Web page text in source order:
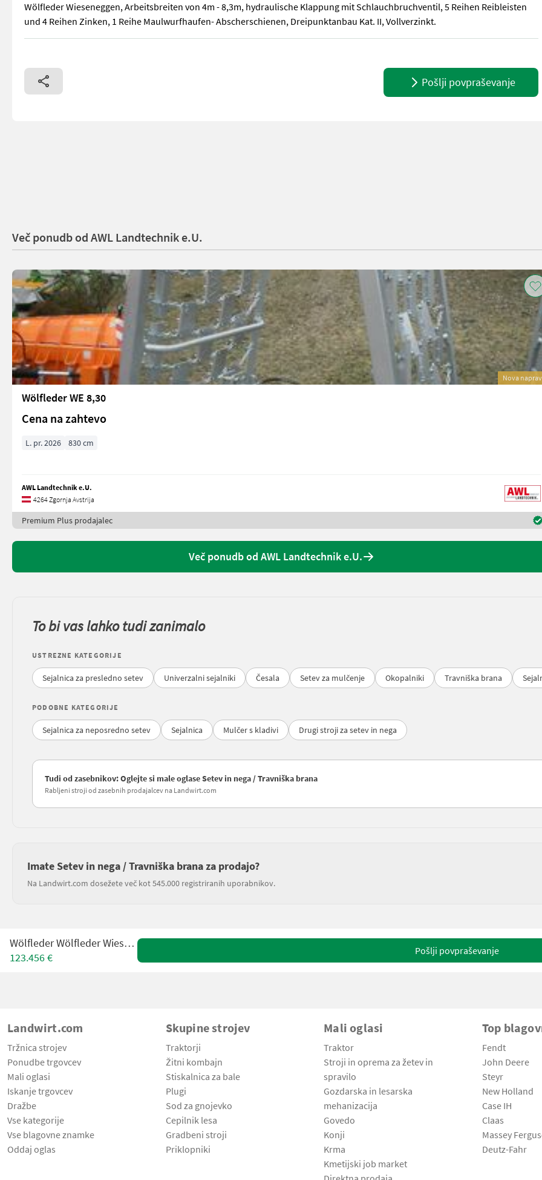
Wölfleder Wieseneggen, Arbeitsbreiten von 4m - 8,3m, hydraulische Klappung mit Schlauchbruchventil, 5 Reihen Reibleisten
und 4 Reihen Zinken, 1 Reihe Maulwurfhaufen- Abscherschienen, Dreipunktanbau Kat. II, Vollverzinkt.
Wölfleder Wieseneggen, Arbeitsbreiten von 4m - 8,3m, hydraulische Klappung mit Schlauchbruchventil, 5 Reihen Reibleisten
Pošlji povpraševanje
Več ponudb od AWL Landtechnik e.U.
Nova
Wölfleder WE 8,30
Cena na zahtevo
L. pr. 2026 830 cm
AWL Landtechnik e.U.
4264 Zgornja Avstrija
Premium Plus prodajalec
Več ponudb od AWL Landtechnik e.U.
To bi vas lahko tudi zanimalo
USTREZNE KATEGORIJE
Sejalnica za presledno setev Univerzalni sejalniki Česala Setev za mulčenje Okopalniki Travniška brana
PODOBNE KATEGORIJE
Sejalnica za neposredno setev Sejalnica Mulčer s kladivi Drugi stroji za setev in nega
Tudi od zasebnikov: Oglejte si male oglase Setev in nega / Travniška brana
Rabljeni stroji od zasebnih prodajalcev na Landwirt.com
Imate Setev in nega / Travniška brana za prodajo?
Na Landwirt.com dosežete več kot 545.000 registriranih uporabnikov.
Wölfleder Wölfleder Wieseneggen
123.456 €
Pošlji povpraševanje
Landwirt.com
Tržnica strojev
Ponudbe trgovcev
Mali oglasi
Iskanje trgovcev
Dražbe
Vse kategorije
Vse blagovne znamke
Oddaj oglas
Skupine strojev
Traktorji
Žitni kombajn
Stiskalnica za bale
Plugi
Sod za gnojevko
Cepilnik lesa
Gradbeni stroji
Priklopniki
Mali oglasi
Traktor
Stroji in oprema za žetev in
spravilo
Gozdarska in lesarska
mehanizacija
Govedo
Konji
Krma
Kmetijski job market
Top
Fendt
John Deere
Steyr
New Holland
Case IH
Claas
Massey
Deutz-Fahr